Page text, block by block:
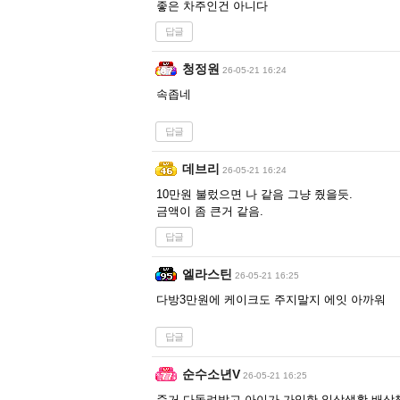
좋은 차주인건 아니다
답글
청정원 26-05-21 16:24
속좁네
답글
데브리 26-05-21 16:24
10만원 불렀으면 나 같음 그냥 줬을듯.
금액이 좀 큰거 같음.
답글
엘라스틴 26-05-21 16:25
다방3만원에 케이크도 주지말지 에잇 아까워
답글
순수소년V 26-05-21 16:25